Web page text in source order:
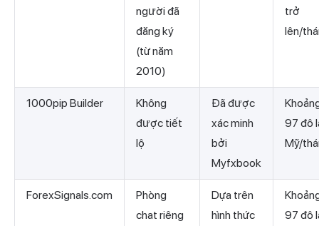
người đã
đăng ký
(từ năm
2010)
trở
lên/
1000pip Builder
Không
được tiết
lộ
Đã được
xác minh
bởi
Myfxbook
97 đô
Mỹ/
ForexSignals.com
Phòng
chat riêng
Dựa trên
hình thức
97 đô